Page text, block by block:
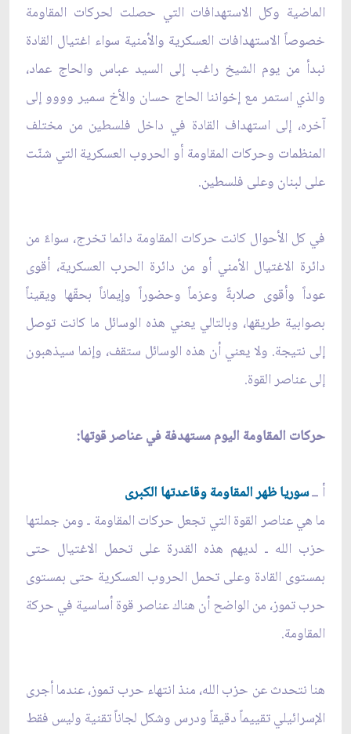
الماضية وكل الاستهدافات التي حصلت لحركات المقاومة
خصوصاً الاستهدافات العسكرية والأمنية سواء اغتيال القادة
نبدأ من يوم الشيخ راغب إلى السيد عباس والحاج عماد،
والذي استمر مع إخواننا الحاج حسان والأخ سمير وووو إلى
آخره، إلى استهداف القادة في داخل فلسطين من مختلف
المنظمات وحركات المقاومة أو الحروب العسكرية التي شنّت
على لبنان وعلى فلسطين.
في كل الأحوال كانت حركات المقاومة دائما تخرج، سواءً من
دائرة الاغتيال الأمني أو من دائرة الحرب العسكرية، أقوى
عوداً وأقوى صلابةً وعزماً وحضوراً وإيماناً بحقّها ويقيناً
بصوابية طريقها، وبالتالي يعني هذه الوسائل ما كانت توصل
إلى نتيجة. ولا يعني أن هذه الوسائل ستقف، وإنما سيذهبون
إلى عناصر القوة.
حركات المقاومة اليوم مستهدفة في عناصر قوتها:
أ ــسوريا ظهر المقاومة وقاعدتها الكبرى
ما هي عناصر القوة التي تجعل حركات المقاومة ـ ومن جملتها
حزب الله ـ لديهم هذه القدرة على تحمل الاغتيال حتى
بمستوى القادة وعلى تحمل الحروب العسكرية حتى بمستوى
حرب تموز، من الواضح أن هناك عناصر قوة أساسية في حركة
المقاومة.
هنا نتحدث عن حزب الله، منذ انتهاء حرب تموز، عندما أجرى
الإسرائيلي تقييماً دقيقاً ودرس وشكل لجاناً تقنية وليس فقط